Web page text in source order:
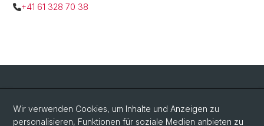
+41 61 328 70 38
Social Media
Wir verwenden Cookies, um Inhalte und Anzeigen zu
personalisieren, Funktionen für soziale Medien anbieten zu